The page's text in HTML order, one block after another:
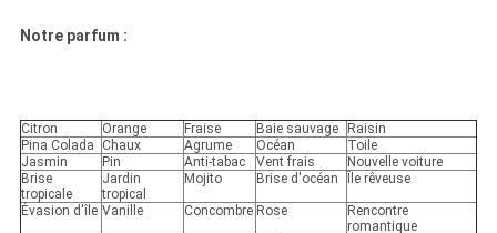
Notre parfum :
Citron Orange Fraise Baie sauvage
Raisin
Pina Colada
Chaux Agrume Océan
Toile
Jasmin
Pin Anti-tabac Vent frais
Nouvelle voiture
Brise
tropicale
Jardin
tropical
Mojito Brise d'océan Île rêveuse
Évasion d'île Vanille Concombre Rose
Rencontre
romantique